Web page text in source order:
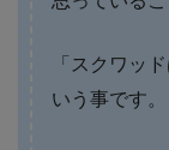
「スクワッ
いう事です。